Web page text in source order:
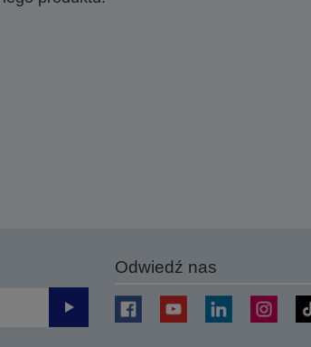
Prześlij
Odwiedź nas